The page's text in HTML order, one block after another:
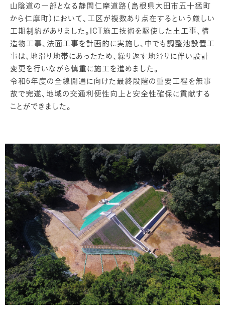
山陰道の一部となる静間仁摩道路（島根県大田市五十猛町
から仁摩町）において、工区が複数あり点在するという厳しい
工期制約がありました。ICT施工技術を駆使した土工事、構
造物工事、法面工事を計画的に実施し、中でも調整池設置工
事は、地滑り地帯にあったため、繰り返す地滑りに伴い設計
変更を行いながら慎重に施工を進めました。
令和6年度の全線開通に向けた最終段階の重要工程を無事
故で完遂、地域の交通利便性向上と安全性確保に貢献する
ことができました。